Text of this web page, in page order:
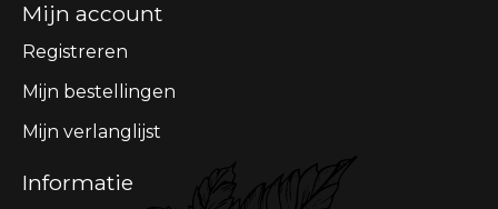
Mijn account
Registreren
Mijn bestellingen
Mijn verlanglijst
Informatie